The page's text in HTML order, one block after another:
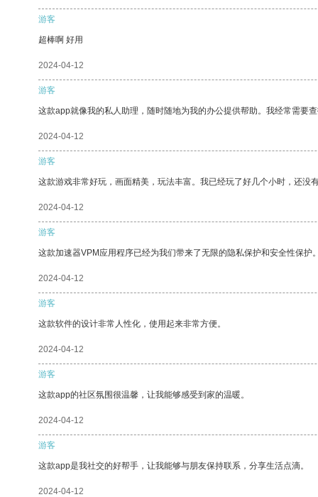
游客
超棒啊 好用
2024-04-12
游客
这款app就像我的私人助理，随时随地为我的办公提供帮助。我经常需要
2024-04-12
游客
这款游戏非常好玩，画面精美，玩法丰富。我已经玩了好几个小时，还没
2024-04-12
游客
这款加速器VPM应用程序已经为我们带来了无限的隐私保护和安全性保护
2024-04-12
游客
这款软件的设计非常人性化，使用起来非常方便。
2024-04-12
游客
这款app的社区氛围很温馨，让我能够感受到家的温暖。
2024-04-12
游客
这款app是我社交的好帮手，让我能够与朋友保持联系，分享生活点滴。
2024-04-12